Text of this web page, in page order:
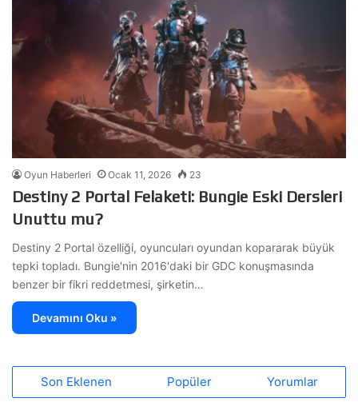
Oyun Haberleri Ocak 11, 2026 23
Destiny 2 Portal Felaketi: Bungie Eski Dersleri
Unuttu mu?
Destiny 2 Portal özelliği, oyuncuları oyundan kopararak büyük
tepki topladı. Bungie'nin 2016'daki bir GDC konuşmasında
benzer bir fikri reddetmesi, şirketin…
Devamını Oku »
Son Eklenen Popüler Yorumlar